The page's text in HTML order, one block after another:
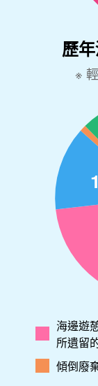
海邊遊
所遺留
傾倒廢